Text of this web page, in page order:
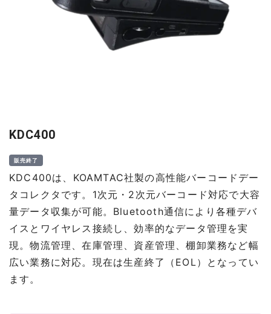
KDC400
販売終了
KDC400は、KOAMTAC社製の高性能バーコードデー
タコレクタです。1次元・2次元バーコード対応で大容
量データ収集が可能。Bluetooth通信により各種デバ
イスとワイヤレス接続し、効率的なデータ管理を実
現。物流管理、在庫管理、資産管理、棚卸業務など幅
広い業務に対応。現在は生産終了（EOL）となってい
ます。